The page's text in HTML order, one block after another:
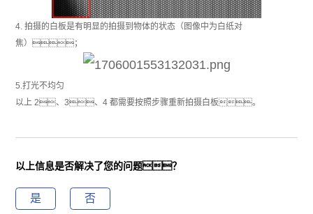
4. 拍摄的白板是有明显的拍摄到物体的状态（图像中为白纸对
焦）；
5.打光不均匀
以上 2、3、4 都需要按照步骤重新拍摄白板。
以上信息是否解决了您的问题？
是 否